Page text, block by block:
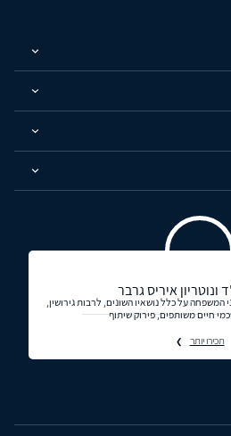
איריס גרבר
דיני המשפחה על כלל נושאיו השונים, לרבות גירושין,
חיים משותפים, פירוק שיתוף
תכירו יותר